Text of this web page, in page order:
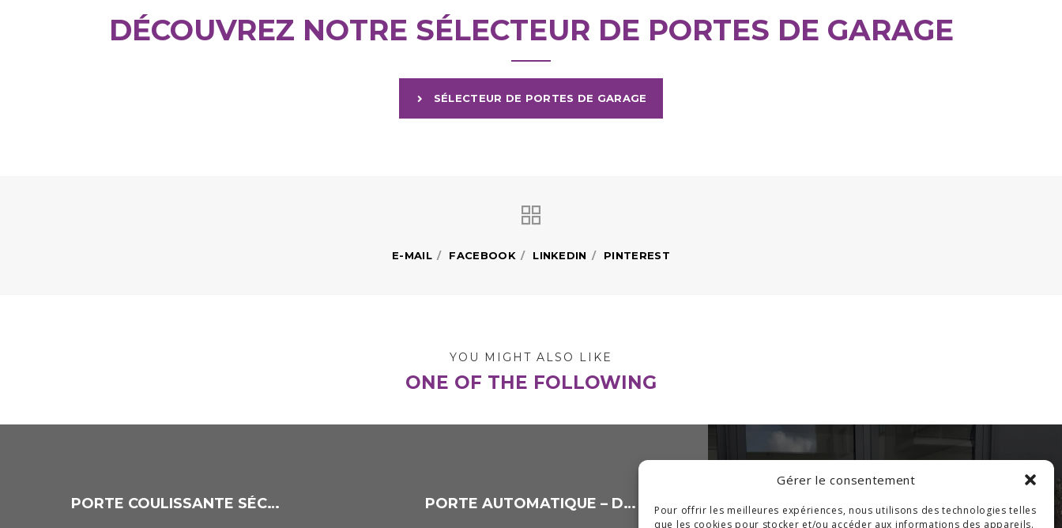
Gérer le consentement
Pour offrir les meilleures expériences, nous utilisons des technologies telles
que les cookies pour stocker et/ou accéder aux informations des appareils.
DÉCOUVREZ NOTRE SÉLECTEUR DE PORTES DE GARAGE
SÉLECTEUR DE PORTES DE GARAGE
E-MAIL FACEBOOK LINKEDIN PINTEREST
YOU MIGHT ALSO LIKE
ONE OF THE FOLLOWING
PORTE COULISSANTE SÉCURISÉE PORTE AUTOMATIQUE – DÉTAILS PORTE BATTANTE